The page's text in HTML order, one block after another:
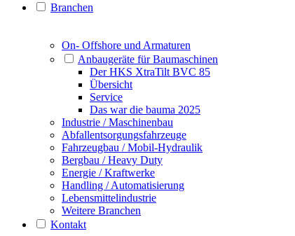
Branchen
On- Offshore und Armaturen
Anbaugeräte für Baumaschinen
Der HKS XtraTilt BVC 85
Übersicht
Service
Das war die bauma 2025
Industrie / Maschinenbau
Abfallentsorgungsfahrzeuge
Fahrzeugbau / Mobil-Hydraulik
Bergbau / Heavy Duty
Energie / Kraftwerke
Handling / Automatisierung
Lebensmittelindustrie
Weitere Branchen
Kontakt